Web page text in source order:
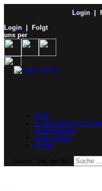
Login
|
Login
| Folgt
uns per
SVW
Ergebnisdienst & Portal
Schachjugend
Verein finden
E-Mail